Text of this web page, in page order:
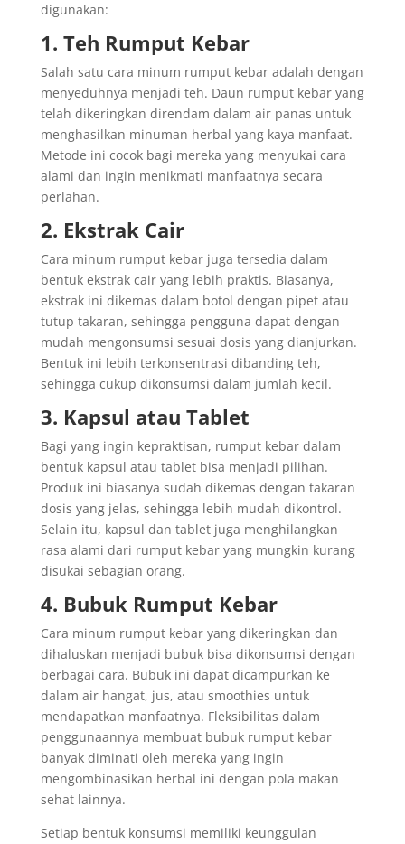
digunakan:
1. Teh Rumput Kebar
Salah satu cara minum rumput kebar adalah dengan
menyeduhnya menjadi teh. Daun rumput kebar yang
telah dikeringkan direndam dalam air panas untuk
menghasilkan minuman herbal yang kaya manfaat.
Metode ini cocok bagi mereka yang menyukai cara
alami dan ingin menikmati manfaatnya secara
perlahan.
2. Ekstrak Cair
Cara minum rumput kebar juga tersedia dalam
bentuk ekstrak cair yang lebih praktis. Biasanya,
ekstrak ini dikemas dalam botol dengan pipet atau
tutup takaran, sehingga pengguna dapat dengan
mudah mengonsumsi sesuai dosis yang dianjurkan.
Bentuk ini lebih terkonsentrasi dibanding teh,
sehingga cukup dikonsumsi dalam jumlah kecil.
3. Kapsul atau Tablet
Bagi yang ingin kepraktisan, rumput kebar dalam
bentuk kapsul atau tablet bisa menjadi pilihan.
Produk ini biasanya sudah dikemas dengan takaran
dosis yang jelas, sehingga lebih mudah dikontrol.
Selain itu, kapsul dan tablet juga menghilangkan
rasa alami dari rumput kebar yang mungkin kurang
disukai sebagian orang.
4. Bubuk Rumput Kebar
Cara minum rumput kebar yang dikeringkan dan
dihaluskan menjadi bubuk bisa dikonsumsi dengan
berbagai cara. Bubuk ini dapat dicampurkan ke
dalam air hangat, jus, atau smoothies untuk
mendapatkan manfaatnya. Fleksibilitas dalam
penggunaannya membuat bubuk rumput kebar
banyak diminati oleh mereka yang ingin
mengombinasikan herbal ini dengan pola makan
sehat lainnya.
Setiap bentuk konsumsi memiliki keunggulan